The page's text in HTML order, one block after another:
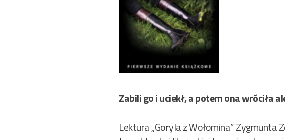
Zabili go i uciekł, a potem ona wróciła
Lektura „Goryla z Wołomina”